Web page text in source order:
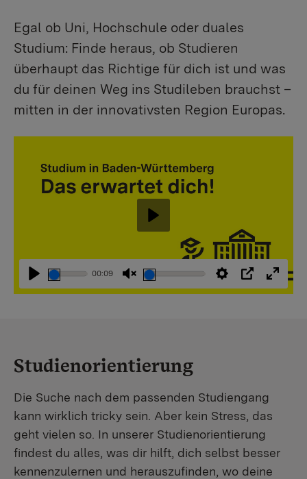
Egal ob Uni, Hochschule oder duales
Studium: Finde heraus, ob Studieren
überhaupt das Richtige für dich ist und was
du für deinen Weg ins Studileben brauchst –
mitten in der innovativsten Region Europas.
Abspielen
00:09
StummschaltungEinstellungen
PIP
Abspielen
Studienorientierung
Die Suche nach dem passenden Studiengang
kann wirklich tricky sein. Aber kein Stress, das
geht vielen so. In unserer Studienorientierung
findest du alles, was dir hilft, dich selbst besser
kennenzulernen und herauszufinden, wo deine